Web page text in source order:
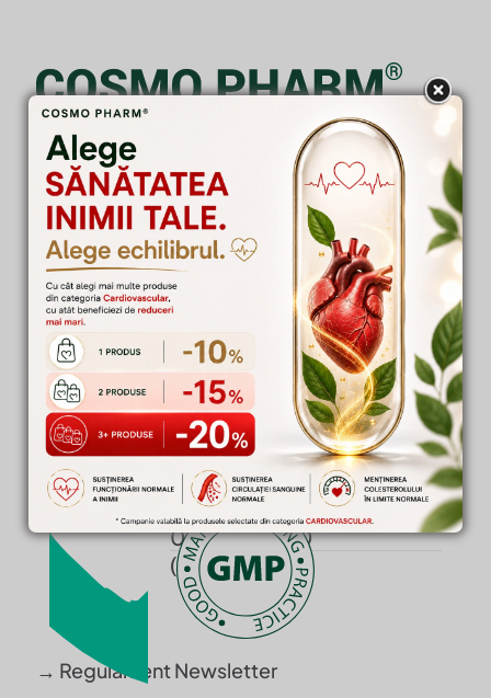
Ai o intrebare?
0372 372 200
(L-V: 08-16)
→ Regulament Newsletter